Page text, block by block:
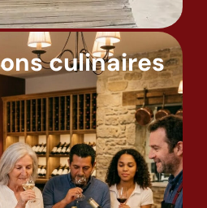
culinaires